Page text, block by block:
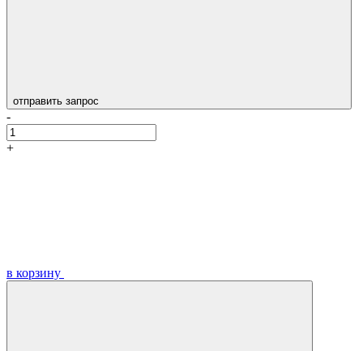
отправить запрос
-
+
в корзину